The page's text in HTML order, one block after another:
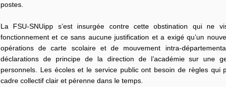
postes.
La FSU-SNUipp s’est insurgée contre cette obstination qui ne
fonctionnement et ce sans aucune justification et a exigé qu’un
opérations de carte scolaire et de mouvement intra-
déclarations de principe de la direction de l’académie sur une
personnels. Les écoles et le service public ont besoin de règles qui
cadre collectif clair et pérenne dans le temps.